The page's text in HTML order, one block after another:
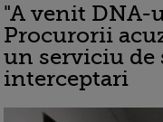
"A venit DNA-
Procurorii
un serviciu de
interceptari